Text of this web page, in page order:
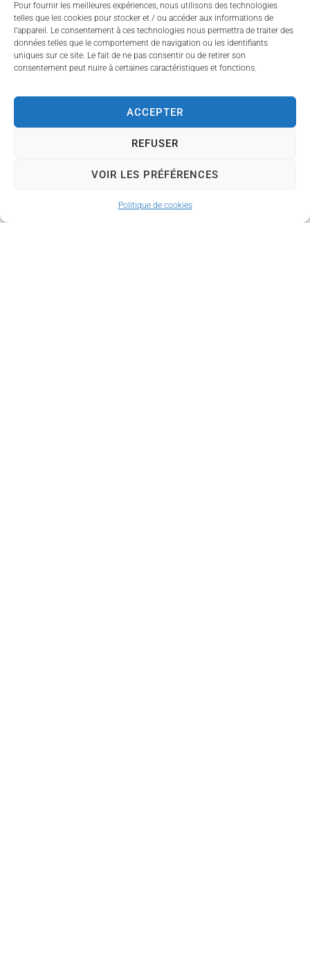
Pour fournir les meilleures expériences, nous utilisons des technologies
telles que les cookies pour stocker et / ou accéder aux informations de
l’appareil. Le consentement à ces technologies nous permettra de traiter des
données telles que le comportement de navigation ou les identifiants
uniques sur ce site. Le fait de ne pas consentir ou de retirer son
consentement peut nuire à certaines caractéristiques et fonctions.
ACCEPTER
REFUSER
VOIR LES PRÉFÉRENCES
Politique de cookies
de belles photos
souvenirs.
Cet événement
exceptionnel mobilise
de l'engagement de
artistes et partenaires au
de la solidarité.